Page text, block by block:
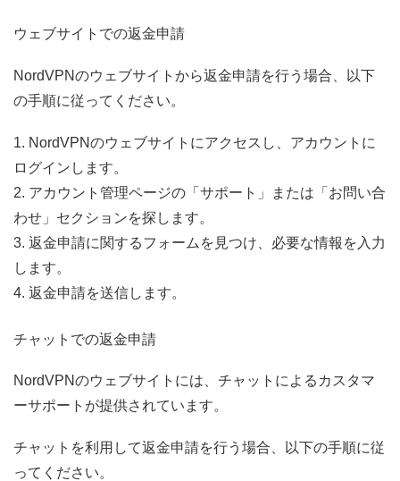
ウェブサイトでの返金申請
NordVPNのウェブサイトから返金申請を行う場合、以下
の手順に従ってください。
1. NordVPNのウェブサイトにアクセスし、アカウントに
ログインします。
2. アカウント管理ページの「サポート」または「お問い合
わせ」セクションを探します。
3. 返金申請に関するフォームを見つけ、必要な情報を入力
します。
4. 返金申請を送信します。
チャットでの返金申請
NordVPNのウェブサイトには、チャットによるカスタマ
ーサポートが提供されています。
チャットを利用して返金申請を行う場合、以下の手順に従
ってください。